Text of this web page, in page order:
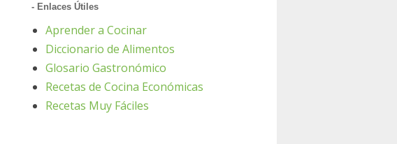
- Enlaces Útiles
Aprender a Cocinar
Diccionario de Alimentos
Glosario Gastronómico
Recetas de Cocina Económicas
Recetas Muy Fáciles